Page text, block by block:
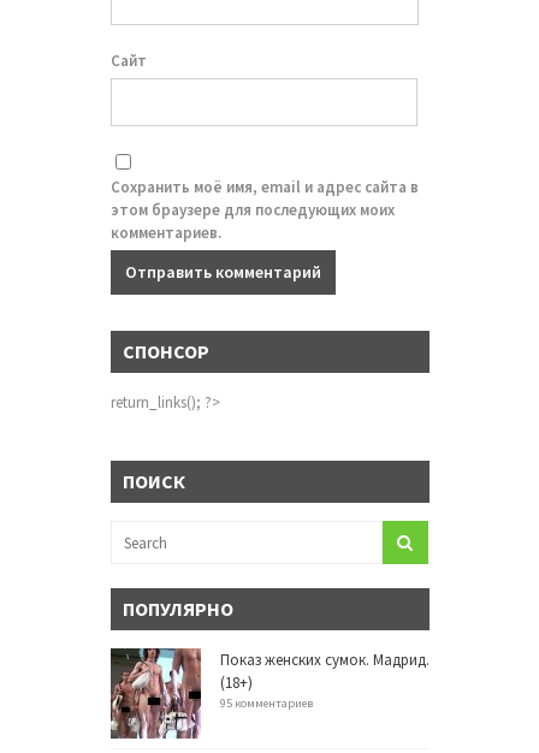
Сайт
Сохранить моё имя, email и адрес сайта в
этом браузере для последующих моих
комментариев.
СПОНСОР
return_links(); ?>
ПОИСК
ПОПУЛЯРНО
Показ женских сумок. Мадрид.
(18+)
95 комментариев